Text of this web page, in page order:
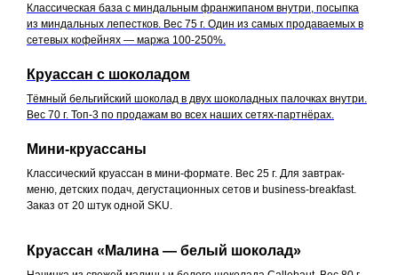
Классическая база с миндальным франжипаном внутри, посыпка
из миндальных лепестков. Вес 75 г. Один из самых продаваемых в
сетевых кофейнях — маржа 100-250%.
Круассан с шоколадом
Тёмный бельгийский шоколад в двух шоколадных палочках внутри.
Вес 70 г. Топ-3 по продажам во всех наших сетях-партнёрах.
Мини-круассаны
Классический круассан в мини-формате. Вес 25 г. Для завтрак-
меню, детских подач, дегустационных сетов и business-breakfast.
Заказ от 20 штук одной SKU.
Круассан «Малина — белый шоколад»